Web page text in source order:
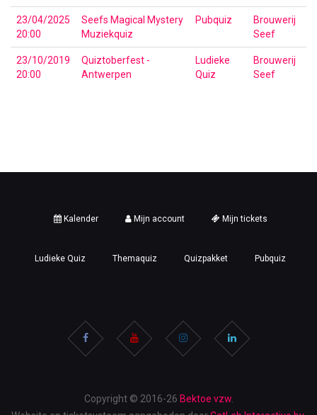
23/04/2025
20:00
Seefs Magical Mystery
Muziekquiz
Pubquiz
Brouwerij
Seef
23/10/2019
20:00
Quiztoberfest -
Antwerpen
Ludieke
Quiz
Brouwerij
Seef
Kalender Mijn account Mijn tickets
Ludieke Quiz Themaquiz Quizpakket Pubquiz
Copyright © 2016-26 Bektoe vzw.